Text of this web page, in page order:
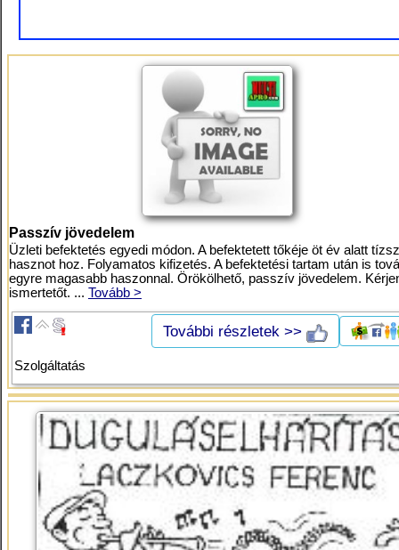
Passzív jövedelem
Üzleti befektetés egyedi módon. A befektetett tőkéje öt év alatt
hasznot hoz. Folyamatos kifizetés. A befektetési tartam után is
egyre magasabb haszonnal. Örökölhető, passzív jövedelem.
ismertetőt. ... Tovább >
További részletek >>
Szolgáltatás